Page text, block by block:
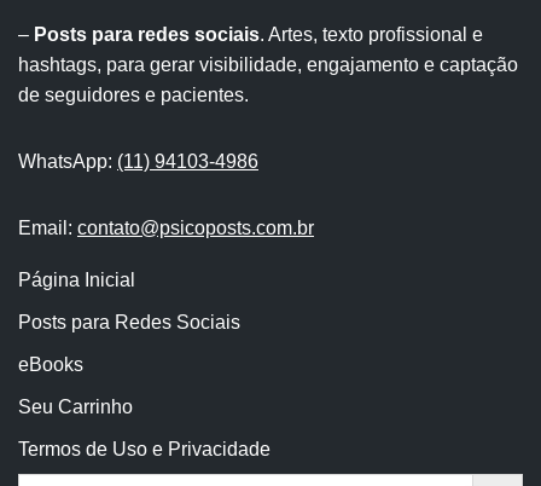
– Posts para redes sociais. Artes, texto profissional e
hashtags, para gerar visibilidade, engajamento e captação
de seguidores e pacientes.
WhatsApp: (11) 94103-4986
Email: contato@psicoposts.com.br
Página Inicial
Posts para Redes Sociais
eBooks
Seu Carrinho
Termos de Uso e Privacidade